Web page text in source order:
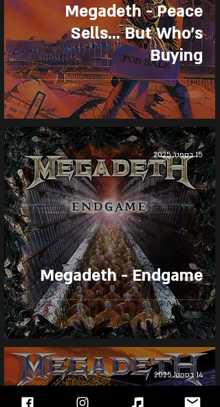
Megadeth - Peace
Sells... But Who's
Buying
Megadeth - Endgame
15 בספט׳ 2025
14 בספט׳ 2025